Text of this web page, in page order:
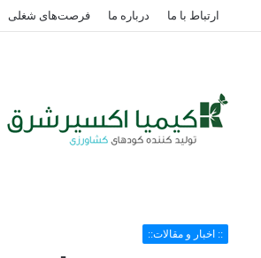
ارتباط با ما درباره ما فرصت‌های شغلی
:: اخبار و مقالات::